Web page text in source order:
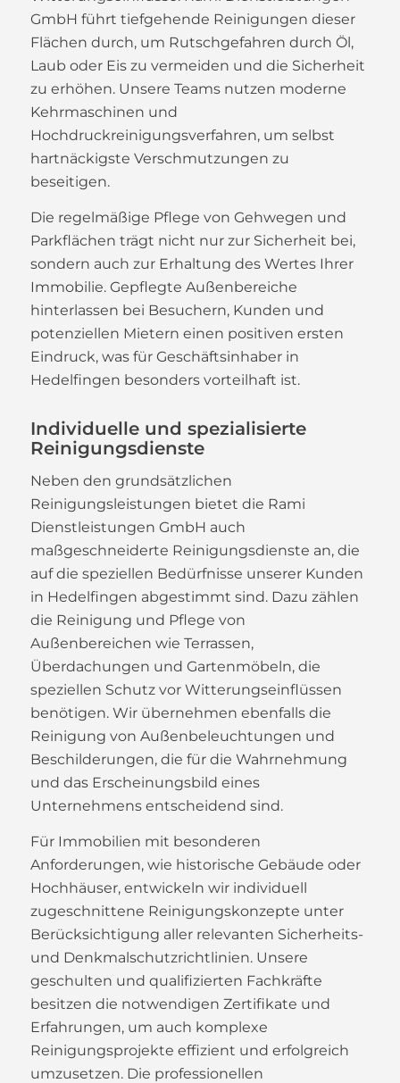
GmbH führt tiefgehende Reinigungen dieser
Flächen durch, um Rutschgefahren durch Öl,
Laub oder Eis zu vermeiden und die Sicherheit
zu erhöhen. Unsere Teams nutzen moderne
Kehrmaschinen und
Hochdruckreinigungsverfahren, um selbst
hartnäckigste Verschmutzungen zu
beseitigen.
Die regelmäßige Pflege von Gehwegen und
Parkflächen trägt nicht nur zur Sicherheit bei,
sondern auch zur Erhaltung des Wertes Ihrer
Immobilie. Gepflegte Außenbereiche
hinterlassen bei Besuchern, Kunden und
potenziellen Mietern einen positiven ersten
Eindruck, was für Geschäftsinhaber in
Hedelfingen besonders vorteilhaft ist.
Individuelle und spezialisierte
Reinigungsdienste
Neben den grundsätzlichen
Reinigungsleistungen bietet die Rami
Dienstleistungen GmbH auch
maßgeschneiderte Reinigungsdienste an, die
auf die speziellen Bedürfnisse unserer Kunden
in Hedelfingen abgestimmt sind. Dazu zählen
die Reinigung und Pflege von
Außenbereichen wie Terrassen,
Überdachungen und Gartenmöbeln, die
speziellen Schutz vor Witterungseinflüssen
benötigen. Wir übernehmen ebenfalls die
Reinigung von Außenbeleuchtungen und
Beschilderungen, die für die Wahrnehmung
und das Erscheinungsbild eines
Unternehmens entscheidend sind.
Für Immobilien mit besonderen
Anforderungen, wie historische Gebäude oder
Hochhäuser, entwickeln wir individuell
zugeschnittene Reinigungskonzepte unter
Berücksichtigung aller relevanten Sicherheits-
und Denkmalschutzrichtlinien. Unsere
geschulten und qualifizierten Fachkräfte
besitzen die notwendigen Zertifikate und
Erfahrungen, um auch komplexe
Reinigungsprojekte effizient und erfolgreich
umzusetzen. Die professionellen